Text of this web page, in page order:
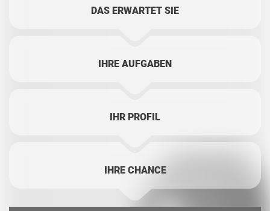
DAS ERWARTET SIE
IHRE AUFGABEN
IHR PROFIL
IHRE CHANCE